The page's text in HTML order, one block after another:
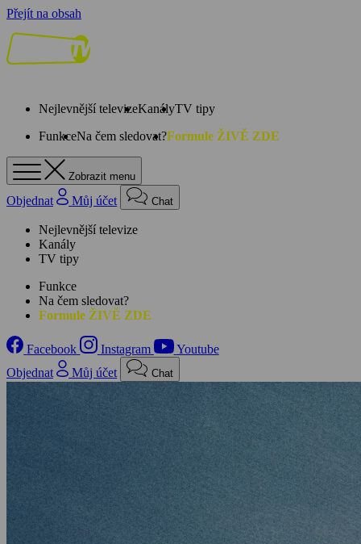
Přejít na obsah
Nejlevnější televizeKanályTV tipy
FunkceNa čem sledovat?Formule ŽIVĚ ZDE
Zobrazit menu
Objednat Můj účet Chat
Nejlevnější televize
Kanály
TV tipy
Funkce
Na čem sledovat?
Formule ŽIVĚ ZDE
Facebook Instagram
Youtube
Objednat
Můj účet Chat